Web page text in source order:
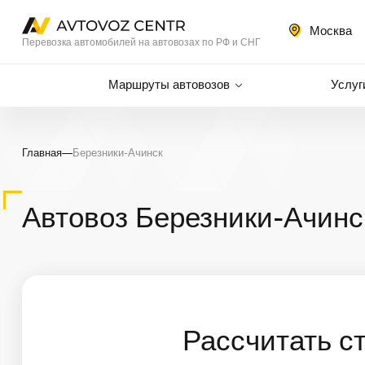
Перевозка автомобилей на автовозах по РФ и СНГ
Москва
Маршруты автовозов
Главная—Березники-Ачинск
Автовоз Березники-
Рассчитать